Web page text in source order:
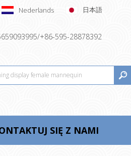
Nederlands 日本語
+86-595-28878392
SIĘ Z NAMI